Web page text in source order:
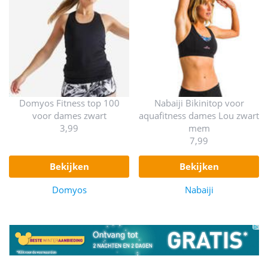
Domyos Fitness top 100
voor dames zwart
3,99
bekijken
Domyos
Nabaiji Bikinitop voor
aquafitness dames Lou zwart
mem
7,99
bekijken
Nabaiji